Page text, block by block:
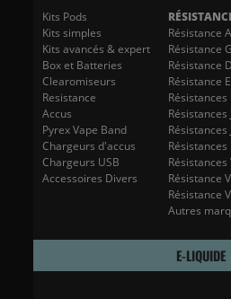
Kits Pods
Kits simples
Kits avancés & expert
Box et Batteries
Clearomiseurs
Resistance
Accus
Pyrex Vape Band
Chargeurs d'accus
Chargeurs USB
Accessoires Divers
Résistance
Résistance
Résistance
Résistance
Résistances
Résistances
Résistances
Résistance
Résistance
Autres
E-LIQUIDE